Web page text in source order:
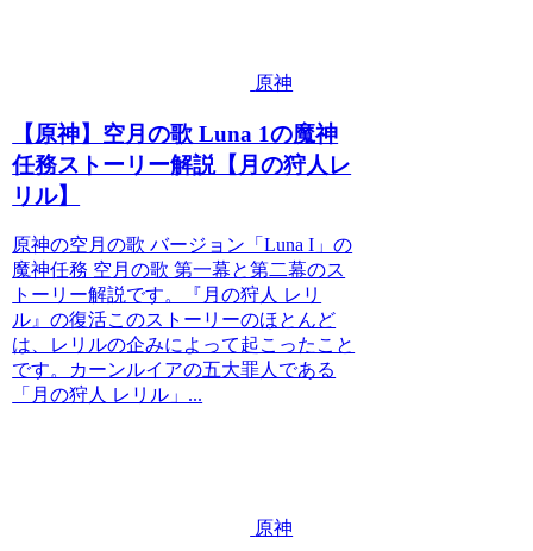
原神
【原神】空月の歌 Luna 1の魔神
任務ストーリー解説【月の狩人レ
リル】
原神の空月の歌 バージョン「Luna I」の
魔神任務 空月の歌 第一幕と第二幕のス
トーリー解説です。『月の狩人 レリ
ル』の復活このストーリーのほとんど
は、レリルの企みによって起こったこと
です。カーンルイアの五大罪人である
「月の狩人 レリル」...
原神